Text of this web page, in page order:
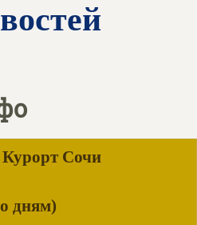
Курорт Сочи
дням)